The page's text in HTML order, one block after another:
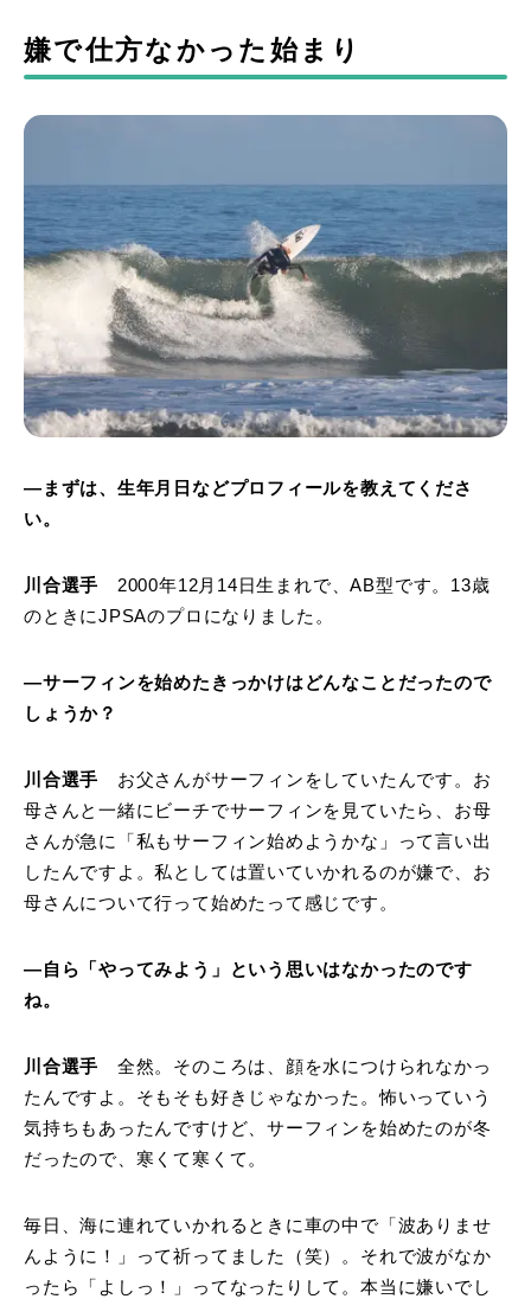
嫌で仕方なかった始まり
―まずは、生年月日などプロフィールを教えてくださ
い。
川合選手 2000年12月14日生まれで、AB型です。13歳
のときにJPSAのプロになりました。
―サーフィンを始めたきっかけはどんなことだったので
しょうか？
川合選手 お父さんがサーフィンをしていたんです。お
母さんと一緒にビーチでサーフィンを見ていたら、お母
さんが急に「私もサーフィン始めようかな」って言い出
したんですよ。私としては置いていかれるのが嫌で、お
母さんについて行って始めたって感じです。
―自ら「やってみよう」という思いはなかったのです
ね。
川合選手 全然。そのころは、顔を水につけられなかっ
たんですよ。そもそも好きじゃなかった。怖いっていう
気持ちもあったんですけど、サーフィンを始めたのが冬
だったので、寒くて寒くて。
毎日、海に連れていかれるときに車の中で「波ありませ
んように！」って祈ってました（笑）。それで波がなか
ったら「よしっ！」ってなったりして。本当に嫌いでし